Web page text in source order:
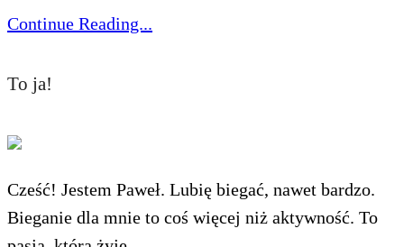
Continue Reading...
To ja!
Cześć! Jestem Paweł. Lubię biegać, nawet bardzo.
Bieganie dla mnie to coś więcej niż aktywność. To